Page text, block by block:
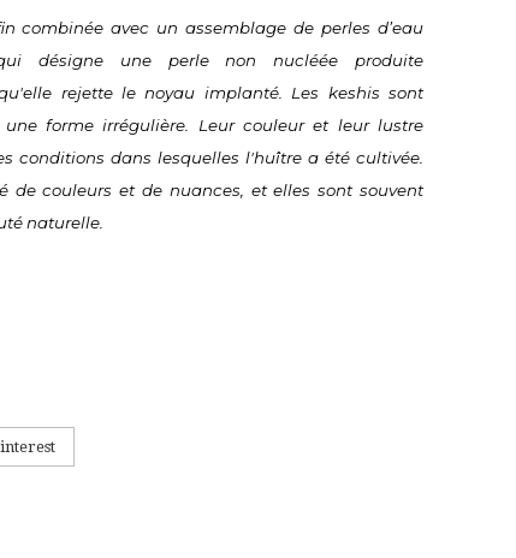
combinée avec un assemblage de perles d’eau
désigne une perle non nucléée produite
rejette le noyau implanté. Les keshis sont
forme irrégulière. Leur couleur et leur lustre
conditions dans lesquelles l'huître a été cultivée.
de couleurs et de nuances, et elles sont souvent
naturelle.